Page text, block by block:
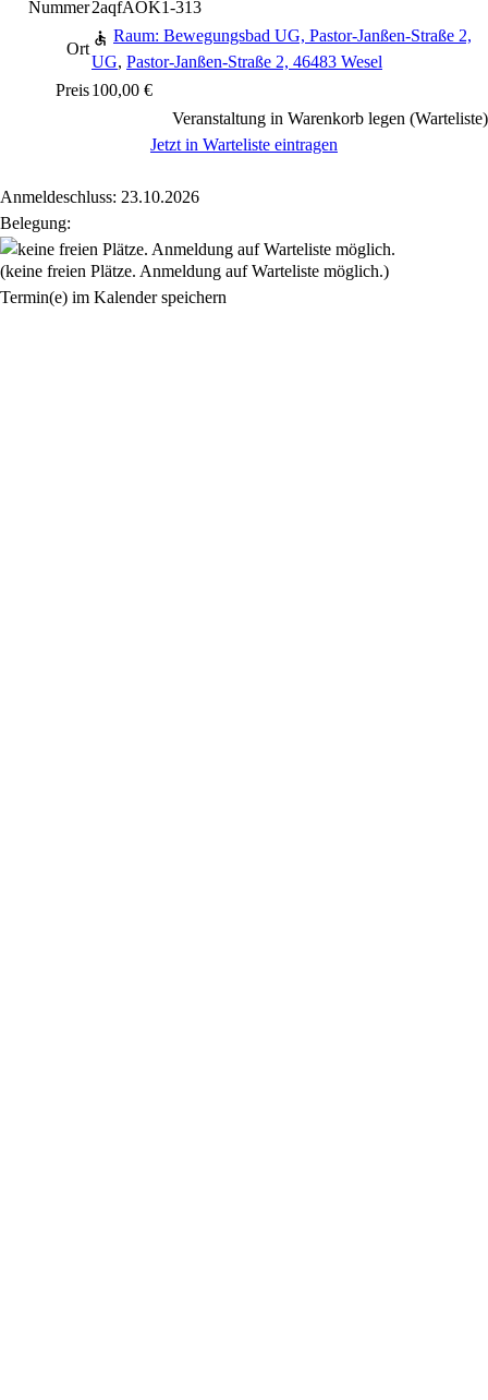
Nummer2aqfAOK1-313
Ort
Raum: Bewegungsbad UG, Pastor-Janßen-Straße 2,
UG, Pastor-Janßen-Straße 2, 46483 Wesel
Preis100,00 €
Veranstaltung in Warenkorb legen (Warteliste)
Jetzt in Warteliste eintragen
Anmeldeschluss: 23.10.2026
Belegung:
(keine freien Plätze. Anmeldung auf Warteliste möglich.)
Termin(e) im Kalender speichern